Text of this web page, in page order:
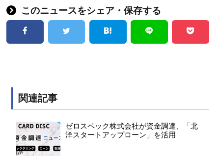
このニュースをシェア・保存する
関連記事
ゼロスペック株式会社が資金調達、「北
洋スタートアップローン」を活用